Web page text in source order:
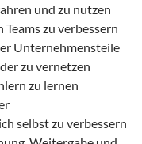
und zu nutzen
zu verbessern
Unternehmensteile
zu vernetzen
zu lernen
selbst zu verbessern